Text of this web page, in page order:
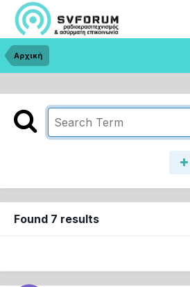
Αρχική
Found 7 results